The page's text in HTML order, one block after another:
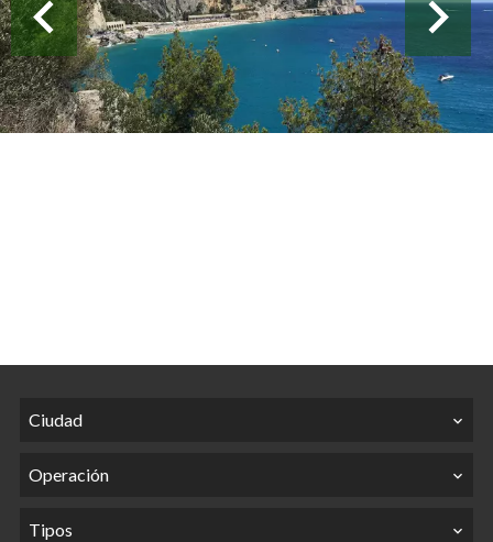
Ciudad
Operación
Tipos